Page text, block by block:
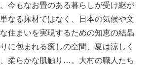
今もなお畳のある暮らしが受け継が
なる床材ではなく、日本の気候や文
住まいを実現するための知恵の結晶
に包まれる癒しの空間、夏は涼しく
柔らかな肌触り…。大村の職人たち